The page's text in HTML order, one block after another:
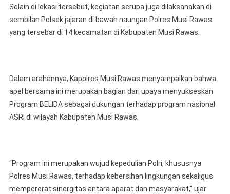
Selain di lokasi tersebut, kegiatan serupa juga dilaksanakan di
sembilan Polsek jajaran di bawah naungan Polres Musi Rawas
yang tersebar di 14 kecamatan di Kabupaten Musi Rawas.
Dalam arahannya, Kapolres Musi Rawas menyampaikan bahwa
apel bersama ini merupakan bagian dari upaya menyukseskan
Program BELIDA sebagai dukungan terhadap program nasional
ASRI di wilayah Kabupaten Musi Rawas.
“Program ini merupakan wujud kepedulian Polri, khususnya
Polres Musi Rawas, terhadap kebersihan lingkungan sekaligus
mempererat sinergitas antara aparat dan masyarakat,” ujar